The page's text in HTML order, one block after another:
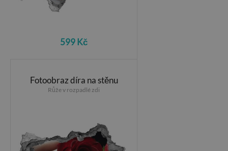
599 Kč
Fotoobraz díra na stěnu
Růže v rozpadlé zdi